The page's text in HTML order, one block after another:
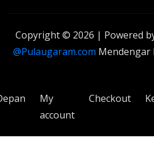
Copyright © 2026 | Powered
@Pulaugaram.com Mendengar
My
account
Checkout